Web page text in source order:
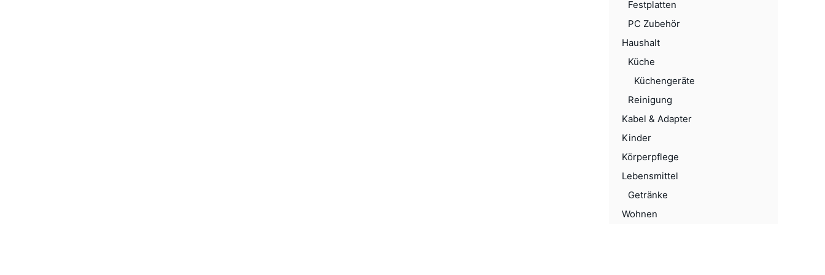
Festplatten
PC Zubehör
Haushalt
Küche
Küchengeräte
Reinigung
Kabel & Adapter
Kinder
Körperpflege
Lebensmittel
Getränke
Wohnen